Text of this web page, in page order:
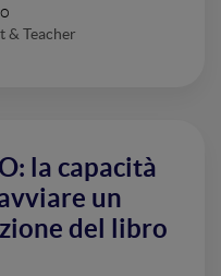
& Teacher
la capacità
un
del libro